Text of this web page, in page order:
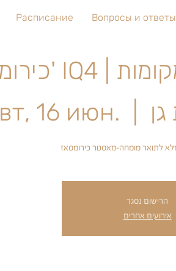
Вопросы и ответы
Расписание
вт, 16 июн.
הרישום נסגר
אירועים אחרים